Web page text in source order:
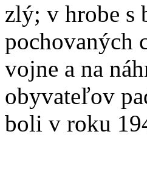
zlý; v hrobe s
pochovaných
vojne a na
obyvateľov
boli v roku